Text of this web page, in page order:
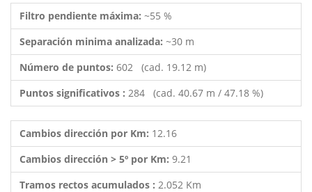
Filtro pendiente máxima: ~55 %
Separación minima analizada: ~30 m
Número de puntos: 602 (cad. 19.12 m)
Puntos significativos : 284 (cad. 40.67 m / 47.18 %)
Cambios dirección por Km: 12.16
Cambios dirección > 5º por Km: 9.21
Tramos rectos acumulados : 2.052 Km